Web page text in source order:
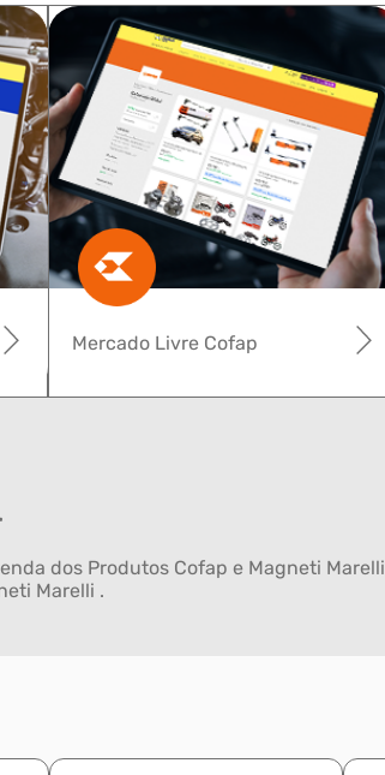
Mercado Livre Cofap
dos Produtos Cofap e Magneti Marelli
Marelli .